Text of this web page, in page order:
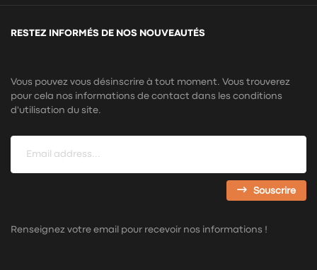
RESTEZ INFORMÉS DE NOS NOUVEAUTÉS
Vous pouvez vous désinscrire à tout moment. Vous trouverez
pour cela nos informations de contact dans les conditions
d'utilisation du site.
Souscrire
Renseignez votre email pour recevoir nos informations !